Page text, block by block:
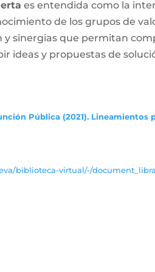
es entendida como la
de los grupos de
y sinergias que permitan
ideas y propuestas de
Pública (2021).
biblioteca-virtual/-/